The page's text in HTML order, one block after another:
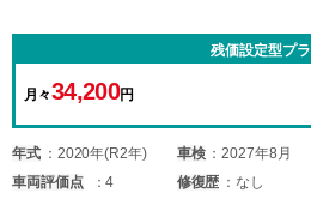
残価設定型プ
月々34,200円
年式 2020年(R2年) 車検 2027年8月
車両評価点 4 修復歴 なし